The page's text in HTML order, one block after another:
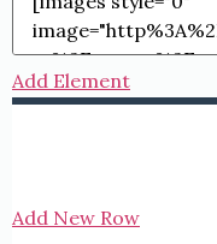
Add Element
Add New Row